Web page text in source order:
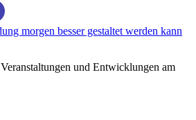
morgen besser gestaltet werden kann
und Entwicklungen am